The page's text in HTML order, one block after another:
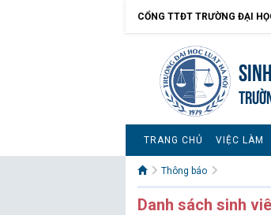
CỔNG TTĐT TRƯỜNG ĐẠI
TRANG CHỦ VIỆC LÀM
Thông báo
Danh sách sinh